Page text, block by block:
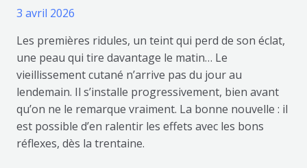
3 avril 2026
Les premières ridules, un teint qui perd de son éclat,
une peau qui tire davantage le matin… Le
vieillissement cutané n’arrive pas du jour au
lendemain. Il s’installe progressivement, bien avant
qu’on ne le remarque vraiment. La bonne nouvelle : il
est possible d’en ralentir les effets avec les bons
réflexes, dès la trentaine.